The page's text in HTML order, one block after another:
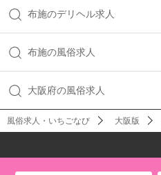
布施のデリヘル求人
布施の風俗求人
大阪府の風俗求人
風俗求人・いちごなび 大阪版